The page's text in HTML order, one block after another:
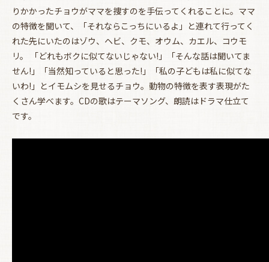
りかかったチョウがママを捜すのを手伝ってくれることに。ママ
の特徴を聞いて、「それならこっちにいるよ」と連れて行ってく
れた先にいたのはゾウ、ヘビ、クモ、オウム、カエル、コウモ
リ。 「どれもボクに似てないじゃない!」「そんな話は聞いてま
せん!」「当然知っていると思った!」「私の子どもは私に似てな
いわ!」とイモムシを見せるチョウ。動物の特徴を表す表現がた
くさん学べます。CDの歌はテーマソング、朗読はドラマ仕立て
です。